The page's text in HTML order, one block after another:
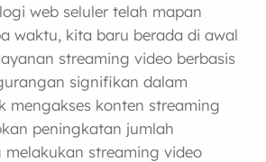
web seluler telah mapan
waktu, kita baru berada di awal
streaming video berbasis
signifikan dalam
mengakses konten streaming
peningkatan jumlah
streaming video